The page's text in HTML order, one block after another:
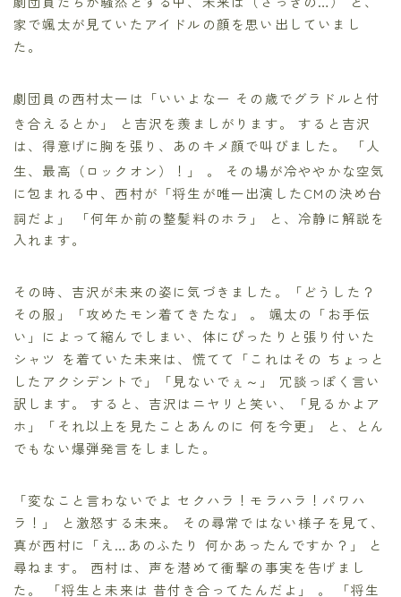
家で颯太が見ていたアイドルの顔を思い出していまし
た。
劇団員の西村太一は「いいよなー その歳でグラドルと付
き合えるとか」
と吉沢を羨ましがります。 すると吉沢
は、得意げに胸を張り、あのキメ顔で叫びました。 「人
生、最高（ロックオン）！」 。 その場が冷ややかな空気
に包まれる中、西村が「将生が唯一出演したCMの決め台
詞だよ」
「何年か前の整髪料のホラ」
と、冷静に解説を
入れます。
その時、吉沢が未来の姿に気づきました。「どうした？
その服」「攻めたモン着てきたな」 。 颯太の「お手伝
い」によって縮んでしまい、体にぴったりと張り付いた
シャツ を着ていた未来は、慌てて「これはその ちょっと
したアクシデントで」「見ないでぇ～」 冗談っぽく言い
訳します。 すると、吉沢はニヤリと笑い、「見るかよア
ホ」「それ以上を見たことあんのに 何を今更」 と、とん
でもない爆弾発言をしました。
「変なこと言わないでよ セクハラ！モラハラ！パワハ
ラ！」 と激怒する未来。 その尋常ではない様子を見て、
真が西村に「え…あのふたり 何かあったんですか？」 と
尋ねます。 西村は、声を潜めて衝撃の事実を告げまし
た。 「将生と未来は 昔付き合ってたんだよ」 。 「将生